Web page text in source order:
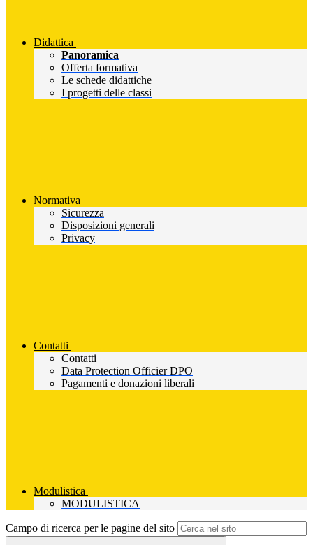
Didattica
Panoramica
Offerta formativa
Le schede didattiche
I progetti delle classi
Normativa
Sicurezza
Disposizioni generali
Privacy
Contatti
Contatti
Data Protection Officier DPO
Pagamenti e donazioni liberali
Modulistica
MODULISTICA
Campo di ricerca per le pagine del sito